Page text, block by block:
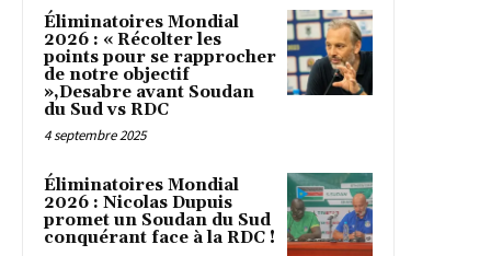
Éliminatoires Mondial
2026 : « Récolter les
points pour se rapprocher
de notre objectif
»,Desabre avant Soudan
du Sud vs RDC
4 septembre 2025
Éliminatoires Mondial
2026 : Nicolas Dupuis
promet un Soudan du Sud
conquérant face à la RDC !